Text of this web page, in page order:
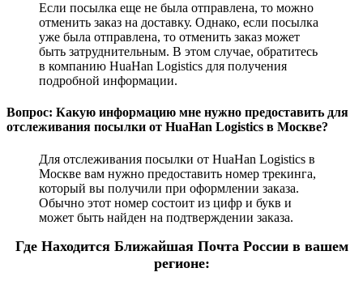
Если посылка еще не была отправлена, то можно
отменить заказ на доставку. Однако, если посылка
уже была отправлена, то отменить заказ может
быть затруднительным. В этом случае, обратитесь
в компанию HuaHan Logistics для получения
подробной информации.
Вопрос: Какую информацию мне нужно предоставить для
отслеживания посылки от HuaHan Logistics в Москве?
Для отслеживания посылки от HuaHan Logistics в
Москве вам нужно предоставить номер трекинга,
который вы получили при оформлении заказа.
Обычно этот номер состоит из цифр и букв и
может быть найден на подтверждении заказа.
Где Находится Ближайшая Почта России в вашем
регионе: